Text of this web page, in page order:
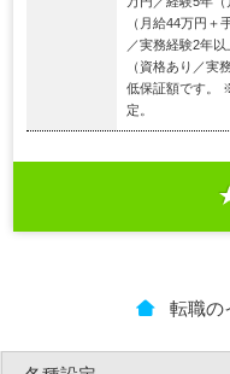
（⽉給44万円
／実務経験2年
（資格あり／
低保証額です。
定。
転職の